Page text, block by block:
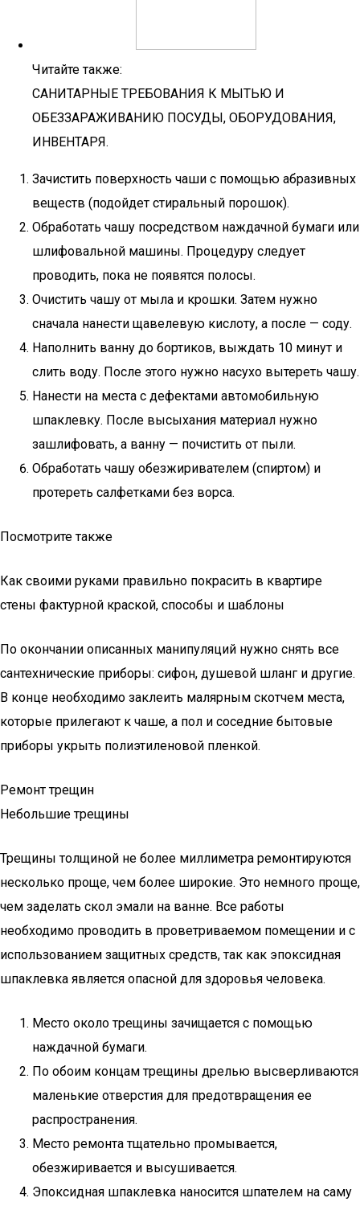
Читайте также:
САНИТАРНЫЕ ТРЕБОВАНИЯ К МЫТЬЮ И
ОБЕЗЗАРАЖИВАНИЮ ПОСУДЫ, ОБОРУДОВАНИЯ,
ИНВЕНТАРЯ.
Зачистить поверхность чаши с помощью абразивных
веществ (подойдет стиральный порошок).
Обработать чашу посредством наждачной бумаги или
шлифовальной машины. Процедуру следует
проводить, пока не появятся полосы.
Очистить чашу от мыла и крошки. Затем нужно
сначала нанести щавелевую кислоту, а после — соду.
Наполнить ванну до бортиков, выждать 10 минут и
слить воду. После этого нужно насухо вытереть чашу.
Нанести на места с дефектами автомобильную
шпаклевку. После высыхания материал нужно
зашлифовать, а ванну — почистить от пыли.
Обработать чашу обезжиривателем (спиртом) и
протереть салфетками без ворса.
Посмотрите также
Как своими руками правильно покрасить в квартире
стены фактурной краской, способы и шаблоны
По окончании описанных манипуляций нужно снять все
сантехнические приборы: сифон, душевой шланг и другие.
В конце необходимо заклеить малярным скотчем места,
которые прилегают к чаше, а пол и соседние бытовые
приборы укрыть полиэтиленовой пленкой.
Ремонт трещин
Небольшие трещины
Трещины толщиной не более миллиметра ремонтируются
несколько проще, чем более широкие. Это немного проще,
чем заделать скол эмали на ванне. Все работы
необходимо проводить в проветриваемом помещении и с
использованием защитных средств, так как эпоксидная
шпаклевка является опасной для здоровья человека.
Место около трещины зачищается с помощью
наждачной бумаги.
По обоим концам трещины дрелью высверливаются
маленькие отверстия для предотвращения ее
распространения.
Место ремонта тщательно промывается,
обезжиривается и высушивается.
Эпоксидная шпаклевка наносится шпателем на саму